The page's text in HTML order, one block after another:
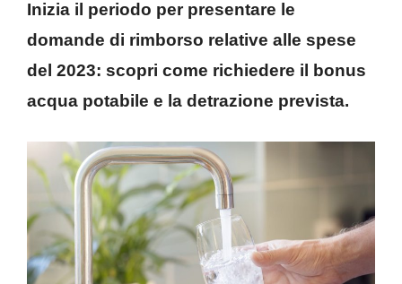
Inizia il periodo per presentare le
domande di rimborso relative alle spese
del 2023: scopri come richiedere il bonus
acqua potabile e la detrazione prevista.